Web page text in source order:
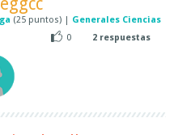
(25 puntos) | Generales Ciencias
0
2 respuestas